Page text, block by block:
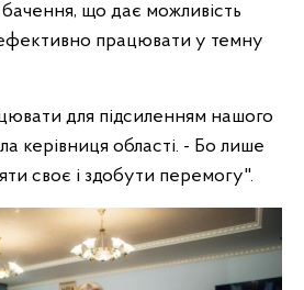
що дає можливість
працювати у темну
для підсиленням нашого
керівниця області. - Бо лише
своє і здобути перемогу".